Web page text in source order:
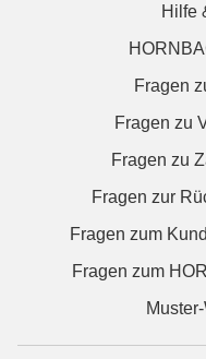
Hilfe
Fragen
Fragen zu
Fragen zu
Fragen zur
Fragen zum
Fragen zum